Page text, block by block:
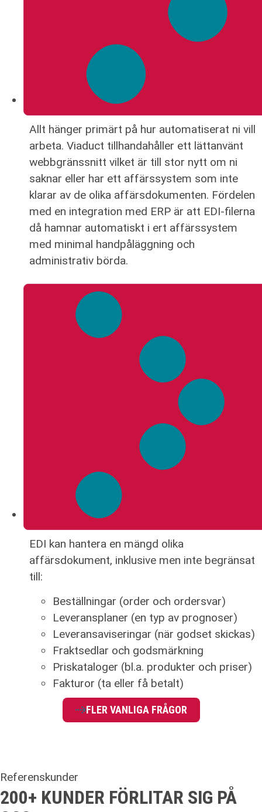
Allt hänger primärt på hur automatiserat ni vill
arbeta. Viaduct tillhandahåller ett lättanvänt
webbgränssnitt vilket är till stor nytt om ni
saknar eller har ett affärssystem som inte
klarar av de olika affärsdokumenten. Fördelen
med en integration med ERP är att EDI-filerna
då hamnar automatiskt i ert affärssystem
med minimal handpåläggning och
administrativ börda.
EDI kan hantera en mängd olika
affärsdokument, inklusive men inte begränsat
till:
Beställningar (order och ordersvar)
Leveransplaner (en typ av prognoser)
Leveransaviseringar (när godset skickas)
Fraktsedlar och godsmärkning
Priskataloger (bl.a. produkter och priser)
Fakturor (ta eller få betalt)
FLER VANLIGA FRÅGOR
Referenskunder
200+ KUNDER FÖRLITAR SIG PÅ